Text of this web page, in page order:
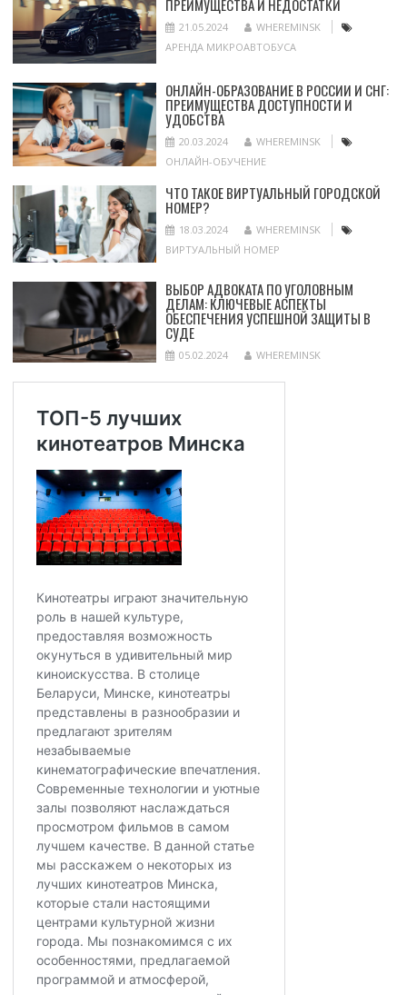
ПРЕИМУЩЕСТВА И НЕДОСТАТКИ
21.05.2024
WHEREMINSK
АРЕНДА МИКРОАВТОБУСА
ОНЛАЙН-ОБРАЗОВАНИЕ В РОССИИ И СНГ:
ПРЕИМУЩЕСТВА ДОСТУПНОСТИ И
УДОБСТВА
20.03.2024
WHEREMINSK
ОНЛАЙН-ОБУЧЕНИЕ
ЧТО ТАКОЕ ВИРТУАЛЬНЫЙ ГОРОДСКОЙ
НОМЕР?
18.03.2024
WHEREMINSK
ВИРТУАЛЬНЫЙ НОМЕР
ВЫБОР АДВОКАТА ПО УГОЛОВНЫМ
ДЕЛАМ: КЛЮЧЕВЫЕ АСПЕКТЫ
ОБЕСПЕЧЕНИЯ УСПЕШНОЙ ЗАЩИТЫ В
СУДЕ
05.02.2024 WHEREMINSK